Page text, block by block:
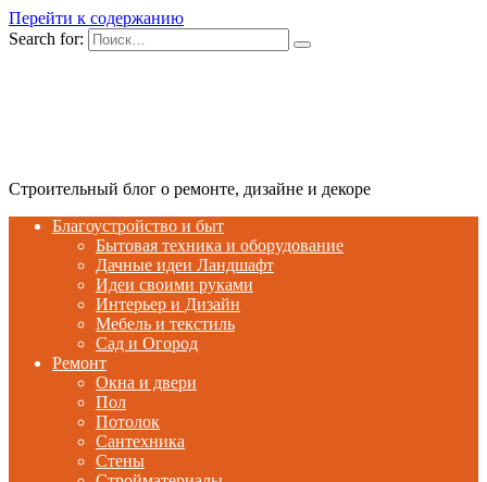
Перейти к содержанию
Search for:
Строительный блог о ремонте, дизайне и декоре
Благоустройство и быт
Бытовая техника и оборудование
Дачные идеи Ландшафт
Идеи своими руками
Интерьер и Дизайн
Мебель и текстиль
Сад и Огород
Ремонт
Окна и двери
Пол
Потолок
Сантехника
Стены